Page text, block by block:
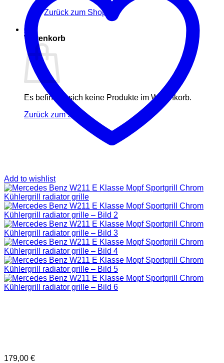
Zurück zum Shop
0
Warenkorb
Es befinden sich keine Produkte im Warenkorb.
Zurück zum Shop
Add to wishlist
179,00 €